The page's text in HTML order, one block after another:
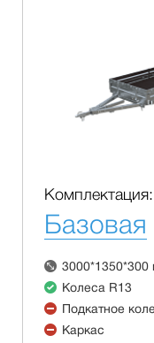
Комплектация:
Базовая
3000*1350*300
Колеса R13
Подкатное
Каркас